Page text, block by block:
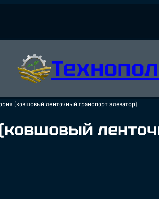
(ковшовый ленточный транспорт элеватор)